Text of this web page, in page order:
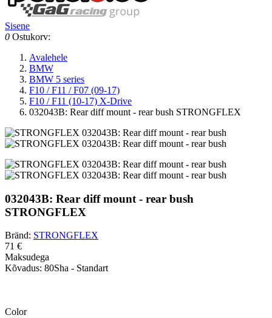
Sisene
0 Ostukorv:
Avalehele
BMW
BMW 5 series
F10 / F11 / F07 (09-17)
F10 / F11 (10-17) X-Drive
032043B: Rear diff mount - rear bush STRONGFLEX
032043B: Rear diff mount - rear bush
STRONGFLEX
Bränd: STRONGFLEX
71 €
Maksudega
Kõvadus: 80Sha - Standart
Color